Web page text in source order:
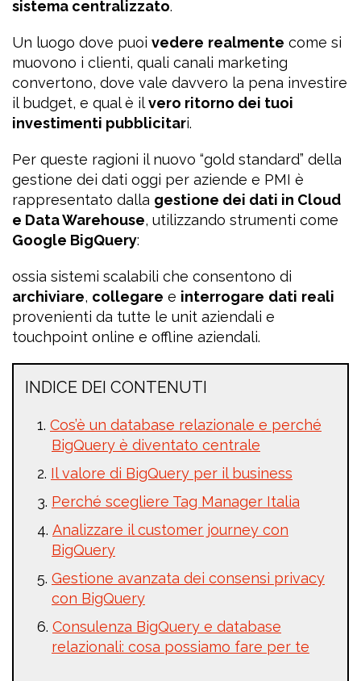
sistema centralizzato.
Un luogo dove puoi vedere realmente come si
muovono i clienti, quali canali marketing
convertono, dove vale davvero la pena investire
il budget, e qual è ilvero ritorno dei tuoi
investimenti pubblicitari.
Per queste ragioni il nuovo “gold standard” della
gestione dei dati oggi per aziende e PMI è
rappresentato dalla gestione dei dati in Cloud
e Data Warehouse, utilizzando strumenti come
Google BigQuery:
ossia sistemi scalabili che consentono di
archiviare, collegare e interrogare dati reali
provenienti da tutte le unit aziendali e
touchpoint online e offline aziendali.
INDICE DEI CONTENUTI
Cos’è un database relazionale e perché
BigQuery è diventato centrale
Il valore di BigQuery per il business
Perché scegliere Tag Manager Italia
Analizzare il customer journey con
BigQuery
Gestione avanzata dei consensi privacy
con BigQuery
Consulenza BigQuery e database
relazionali: cosa possiamo fare per te